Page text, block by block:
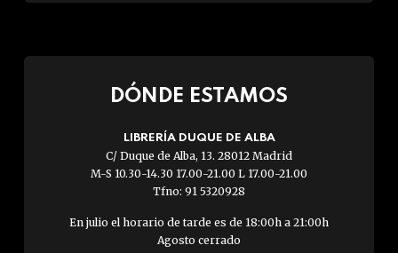
DÓNDE ESTAMOS
LIBRERÍA DUQUE DE ALBA
C/ Duque de Alba, 13. 28012 Madrid
M-S 10.30-14.30 17.00-21.00 L 17.00-21.00
Tfno: 91 5320928
En julio el horario de tarde es de 18:00h a 21:00h
Agosto cerrado